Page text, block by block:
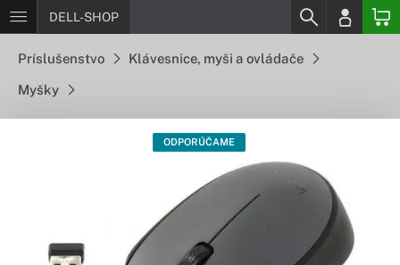
DELL-SHOP
Príslušenstvo Klávesnice, myši a ovládače
Myšky
ODPORÚČAME